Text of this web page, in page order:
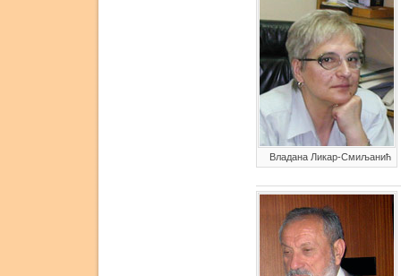
Владана Ликар-Смиљанић